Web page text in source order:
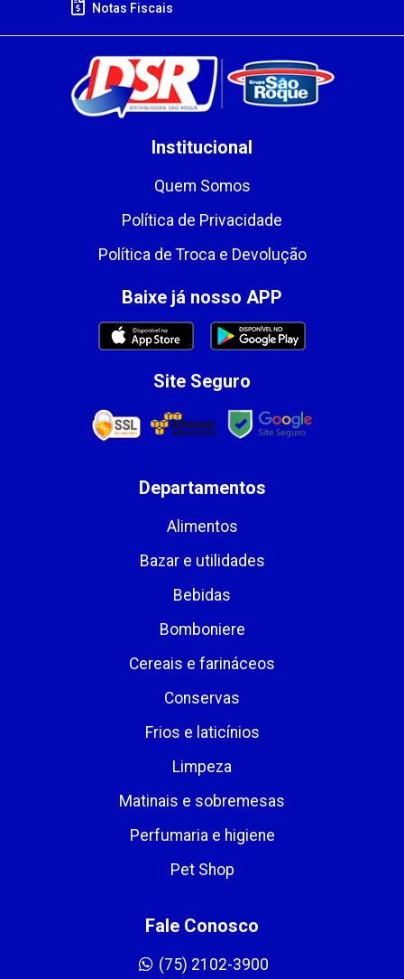
Notas Fiscais
Institucional
Quem Somos
Política de Privacidade
Política de Troca e Devolução
Baixe já nosso APP
Site Seguro
Departamentos
Alimentos
Bazar e utilidades
Bebidas
Bomboniere
Cereais e farináceos
Conservas
Frios e laticínios
Limpeza
Matinais e sobremesas
Perfumaria e higiene
Pet Shop
Fale Conosco
(75) 2102-3900